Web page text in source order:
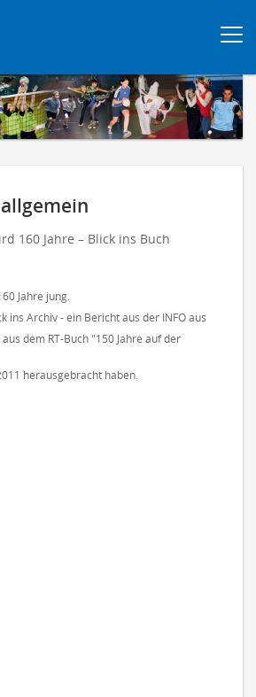
allgemein
160 Jahre – Blick ins Buch
Jahre jung.
ins Archiv - ein Bericht aus der INFO aus
dem RT-Buch "150 Jahre auf der
herausgebracht haben.